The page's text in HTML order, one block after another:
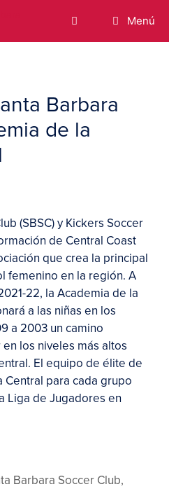
Menú
Barbara
de la
(SBSC) y Kickers Soccer
de Central Coast
que crea la principal
femenino en la región. A
22, la Academia de la
a las niñas en los
a 2003 un camino
los niveles más altos
El equipo de élite de
Central para cada grupo
Liga de Jugadores en
Barbara Soccer Club,